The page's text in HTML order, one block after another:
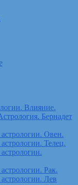
Влияние.
Бернадет
Овен.
Телец.
Рак.
Лев